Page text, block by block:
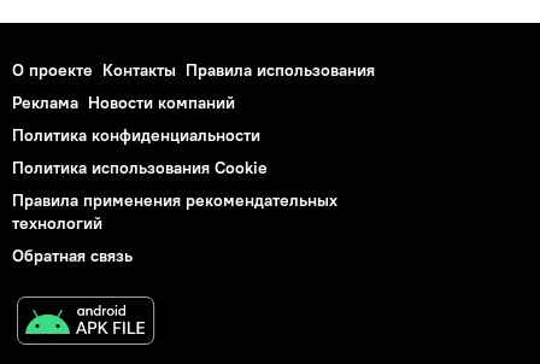
О проекте Контакты Правила использования
Реклама Новости компаний
Политика конфиденциальности
Политика использования Cookie
Правила применения рекомендательных
технологий
Обратная связь